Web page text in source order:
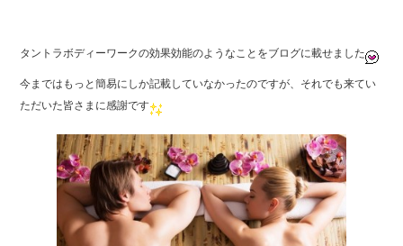
a
c
e
b
o
o
k
wi
tt
er
n
e
タントラボディーワークの効果効能のようなことをブログに載せました
今まではもっと簡易にしか記載していなかったのですが、それでも来てい
ただいた皆さまに感謝です